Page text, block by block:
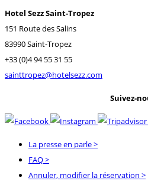
Hotel Sezz Saint-Tropez
151 Route des Salins
83990 Saint-Tropez
+33 (0)4 94 55 31 55
sainttropez@hotelsezz.com
Suivez-
La presse en parle>
FAQ>
Annuler, modifier la réservation >